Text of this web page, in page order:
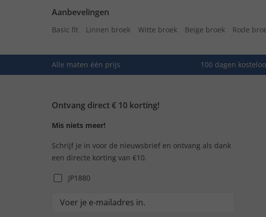
Aanbevelingen
Basic fit Linnen broek Witte broek Beige broek Rode
Alle maten één prijs 100 dagen
Ontvang direct € 10 korting!
Mis niets meer!
Schrijf je in voor de nieuwsbrief en ontvang als dank
een directe korting van €10.
JP1880